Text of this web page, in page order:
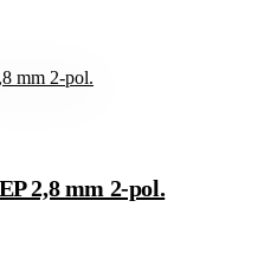
2,8 mm 2-pol.